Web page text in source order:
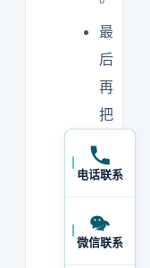
最
后
再
把
收
口
径
、
电话联系
微信联系